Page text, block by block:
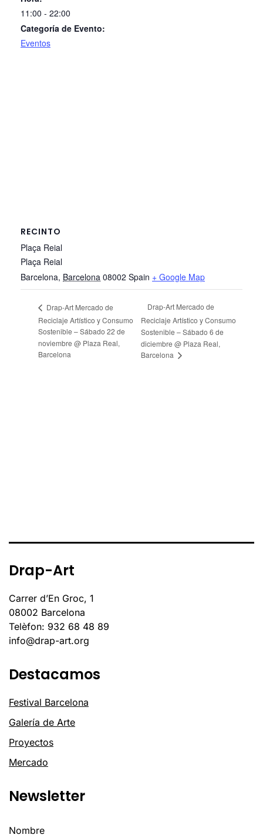
11:00 - 22:00
Categoría de Evento:
Eventos
RECINTO
Plaça Reial
Plaça Reial
Barcelona, Barcelona 08002 Spain + Google Map
Drap-Art Mercado de
Reciclaje Artístico y Consumo
Sostenible – Sábado 22 de
noviembre @ Plaza Real,
Barcelona
Drap-Art Mercado de
Reciclaje Artístico y Consumo
Sostenible – Sábado 6 de
diciembre @ Plaza Real,
Barcelona
Drap-Art
Carrer d’En Groc, 1
08002 Barcelona
Telèfon: 932 68 48 89
info@drap-art.org
Destacamos
Festival Barcelona
Galería de Arte
Proyectos
Mercado
Newsletter